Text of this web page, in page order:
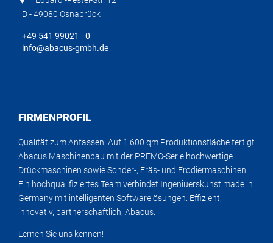
D - 49080 Osnabrück
+49 541 99021 - 0
info@abacus-gmbh.de
FIRMENPROFIL
Qualität zum Anfassen. Auf 1.600 qm Produktionsfläche fertigt
Abacus Maschinenbau mit der PREMO-Serie hochwertige
Drückmaschinen sowie Sonder-, Fräs- und Erodiermaschinen.
Ein hochqualifiziertes Team verbindet Ingeniuerskunst made in
Germany mit intelligenten Softwarelösungen. Effizient,
innovativ, partnerschaftlich, Abacus.
Lernen Sie uns kennen!